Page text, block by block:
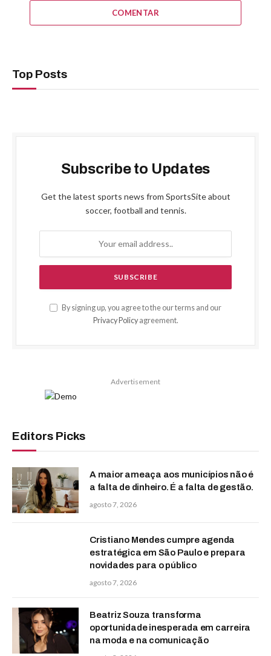
COMENTAR
Top Posts
Subscribe to Updates
Get the latest sports news from SportsSite about
soccer, football and tennis.
By signing up, you agree to the our terms and our
Privacy Policyagreement.
Advertisement
Editors Picks
A maior ameaça aos municípios não é
a falta de dinheiro. É a falta de gestão.
agosto 7, 2026
Cristiano Mendes cumpre agenda
estratégica em São Paulo e prepara
novidades para o público
agosto 7, 2026
Beatriz Souza transforma
oportunidade inesperada em carreira
na moda e na comunicação